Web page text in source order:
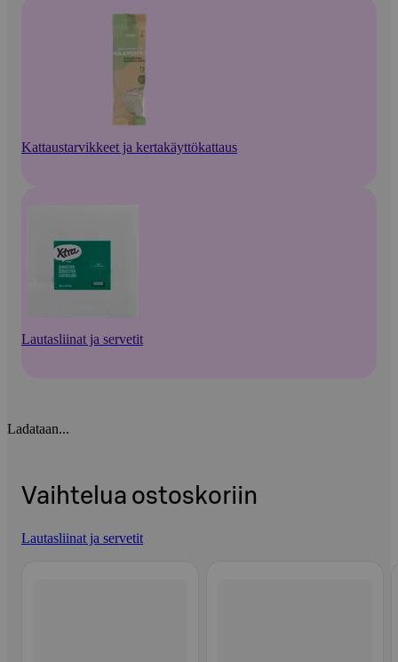
Kattaustarvikkeet ja kertakäyttökattaus
Lautasliinat ja servetit
Ladataan...
Vaihtelua ostoskoriin
Lautasliinat ja servetit